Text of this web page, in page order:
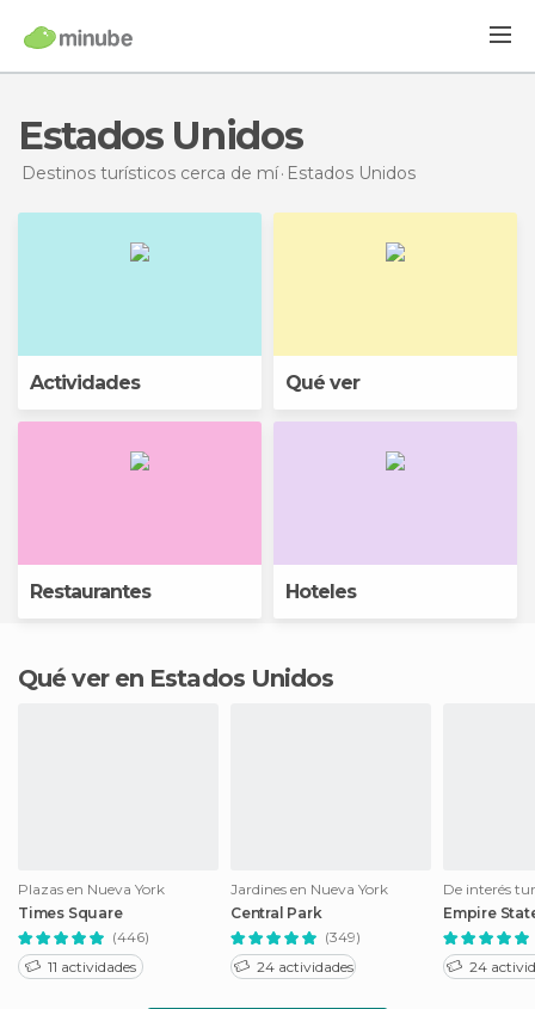
Estados Unidos
Destinos turísticos cerca de mí Estados Unidos
Actividades Qué ver
Restaurantes Hoteles
Qué ver en Estados Unidos
Plazas en Nueva York
Times Square
(446)
11 actividades
Jardines en Nueva York
Central Park
(349)
24 actividades
Empire
24